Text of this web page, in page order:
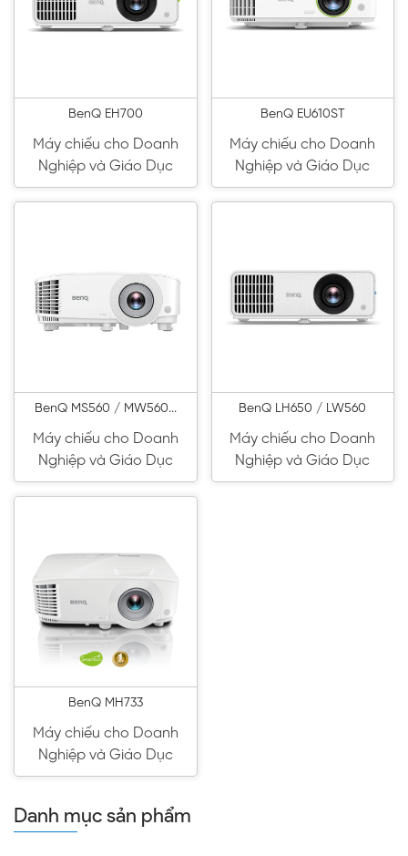
Danh mục sản phẩm
BenQ EH700
Máy chiếu cho Doanh
Nghiệp và Giáo Dục
BenQ EU610ST
Máy chiếu cho Doanh
Nghiệp và Giáo Dục
BenQ MS560 / MW560...
Máy chiếu cho Doanh
Nghiệp và Giáo Dục
BenQ LH650 / LW560
Máy chiếu cho Doanh
Nghiệp và Giáo Dục
BenQ MH733
Máy chiếu cho Doanh
Nghiệp và Giáo Dục